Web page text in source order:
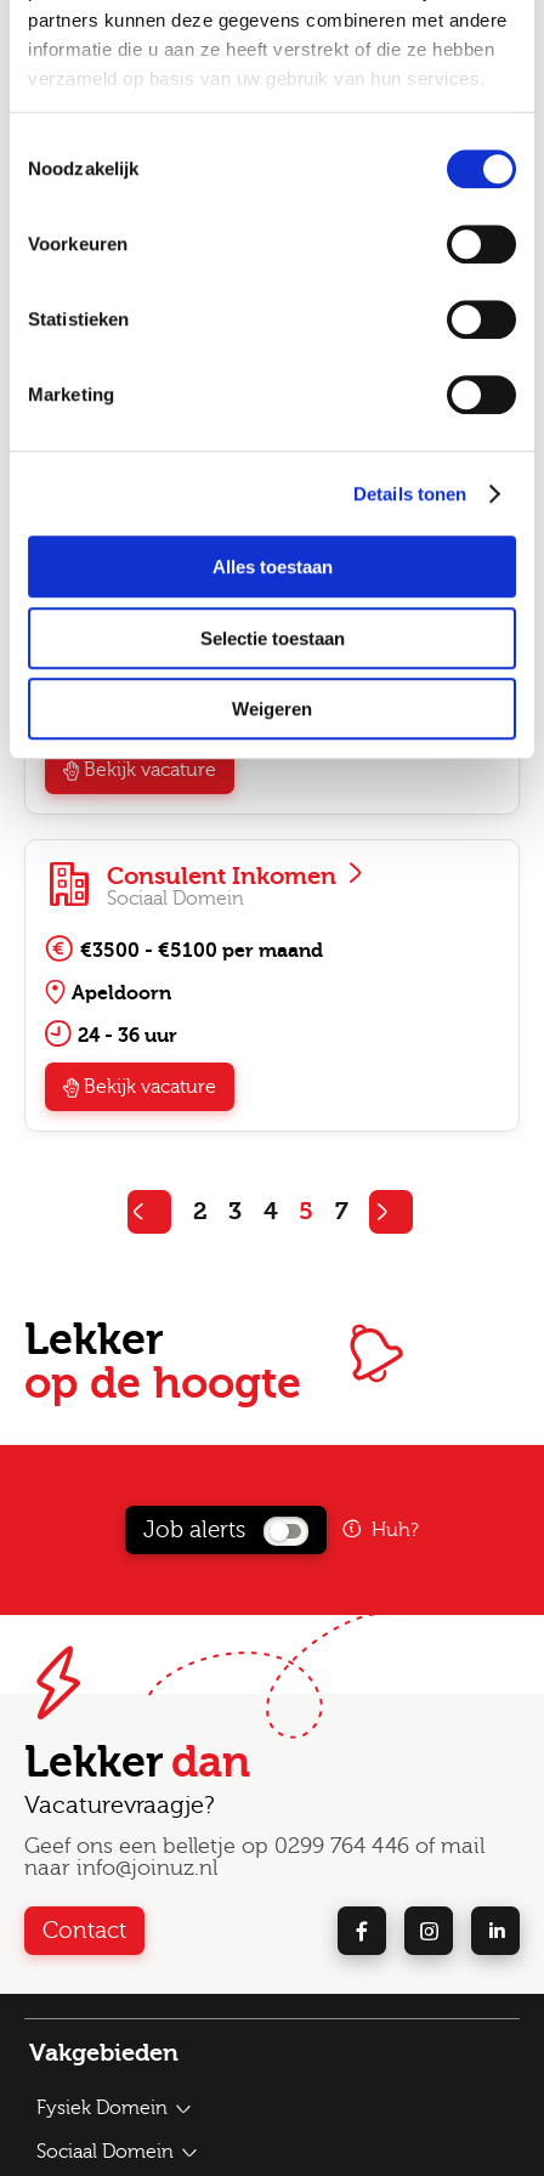
partners kunnen deze gegevens combineren met andere
informatie die u aan ze heeft verstrekt of die ze hebben
verzameld op basis van uw gebruik van hun services.
Noodzakelijk
Voorkeuren
Statistieken
Marketing
Details tonen
Alles toestaan
Selectie toestaan
Weigeren
Lekker
op de hoogte
Job alerts Huh?
Amsterdam
24 - 36 uur
Consulent werk en inkomen
€3500 - €5100 per maand
24 - 36 uur
Bekijk vacature
Consulent inburgering
Sociaal Domein
€3500 - €5100 per maand
Apeldoorn
Bekijk vacature
Consulent Inkomen
Sociaal Domein
€3500 - €5100 per maand
Apeldoorn
24 - 36 uur
Bekijk vacature
2 3 4 5 7
Lekkerdan
Vacaturevraagje?
Geef ons een belletje op 0299 764 446 of mail
naar info@joinuz.nl
Contact
Vakgebieden
Fysiek Domein
Bouwplantoetser
Sociaal Domein
nieuwste vacatures als je een job
alert aanmaakt!
Postcode
privacy statement